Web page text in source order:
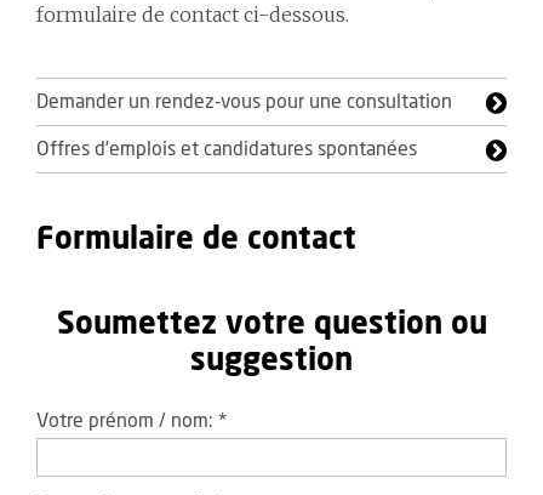
formulaire de contact ci-dessous.
Demander un rendez-vous pour une consultation
Offres d'emplois et candidatures spontanées
Formulaire de contact
Soumettez votre question ou
suggestion
Votre prénom / nom: *